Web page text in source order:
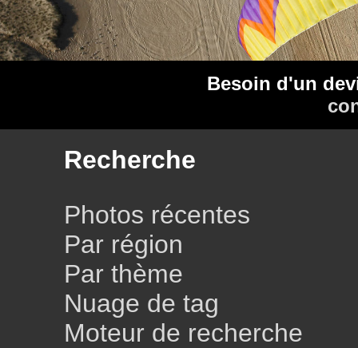
Besoin d'un
Recherche
Photos récentes
Par région
Par thème
Nuage de tag
Moteur de recherche